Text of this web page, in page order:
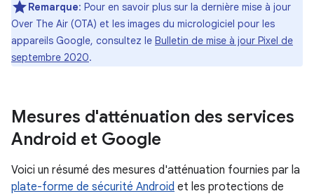
Remarque: Pour en savoir plus sur la dernière mise à jour
Over The Air (OTA) et les images du micrologiciel pour les
appareils Google, consultez le Bulletin de mise à jour Pixel de
septembre 2020.
Mesures d'atténuation des services
Android et Google
Voici un résumé des mesures d'atténuation fournies par la
plate-forme de sécurité Android et les protections de